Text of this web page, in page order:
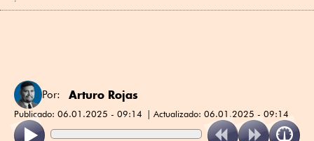
Por: Arturo Rojas
Publicado: 06.01.2025 - 09:14 Actualizado: 06.01.2025 - 09:14